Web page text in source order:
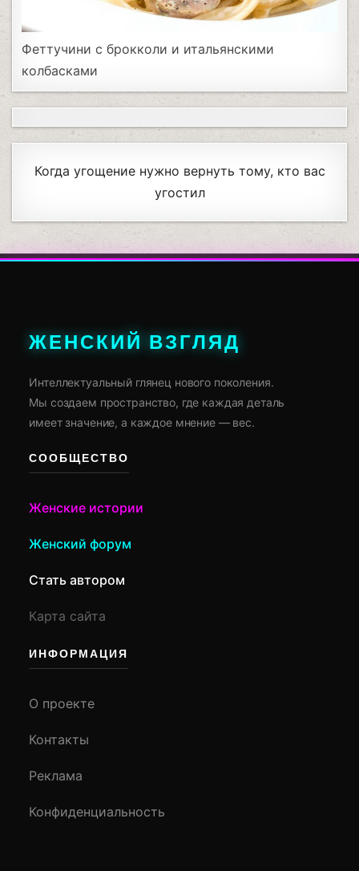
Феттучини с брокколи и итальянскими
колбасками
Когда угощение нужно вернуть тому, кто вас
угостил
ЖЕНСКИЙ ВЗГЛЯД
Интеллектуальный глянец нового поколения.
Мы создаем пространство, где каждая деталь
имеет значение, а каждое мнение — вес.
СООБЩЕСТВО
Женские истории
Женский форум
Стать автором
Карта сайта
ИНФОРМАЦИЯ
О проекте
Контакты
Реклама
Конфиденциальность